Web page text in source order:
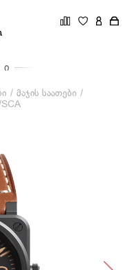
/ მაჯის საათები /